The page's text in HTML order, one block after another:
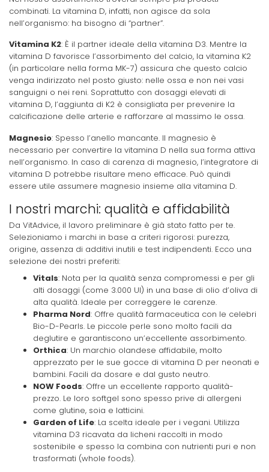
combinati. La vitamina D, infatti, non agisce da sola
nell’organismo: ha bisogno di “partner”.
Vitamina K2: È il partner ideale della vitamina D3. Mentre la
vitamina D favorisce l’assorbimento del calcio, la vitamina K2
(in particolare nella forma MK-7) assicura che questo calcio
venga indirizzato nel posto giusto: nelle ossa e non nei vasi
sanguigni o nei reni. Soprattutto con dosaggi elevati di
vitamina D, l’aggiunta di K2 è consigliata per prevenire la
calcificazione delle arterie e rafforzare al massimo le ossa.
Magnesio: Spesso l’anello mancante. Il magnesio è
necessario per convertire la vitamina D nella sua forma attiva
nell’organismo. In caso di carenza di magnesio, l’integratore di
vitamina D potrebbe risultare meno efficace. Può quindi
essere utile assumere magnesio insieme alla vitamina D.
I nostri marchi: qualità e affidabilità
Da VitAdvice, il lavoro preliminare è già stato fatto per te.
Selezioniamo i marchi in base a criteri rigorosi: purezza,
origine, assenza di additivi inutili e test indipendenti. Ecco una
selezione dei nostri preferiti:
Vitals: Nota per la qualità senza compromessi e per gli
alti dosaggi (come 3.000 UI) in una base di olio d’oliva di
alta qualità. Ideale per correggere le carenze.
Pharma Nord: Offre qualità farmaceutica con le celebri
Bio-D-Pearls. Le piccole perle sono molto facili da
deglutire e garantiscono un’eccellente assorbimento.
Orthica: Un marchio olandese affidabile, molto
apprezzato per le sue gocce di vitamina D per neonati e
bambini. Facili da dosare e dal gusto neutro.
NOW Foods: Offre un eccellente rapporto qualità-
prezzo. Le loro softgel sono spesso prive di allergeni
come glutine, soia e latticini.
Garden of Life: La scelta ideale per i vegani. Utilizza
vitamina D3 ricavata da licheni raccolti in modo
sostenibile e spesso la combina con nutrienti puri e non
trasformati (whole foods).